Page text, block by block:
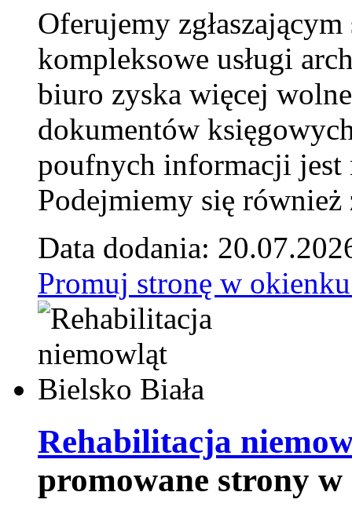
Oferujemy
kompleksowe usługi
biuro zyska więcej
dokumentów
poufnych informacji jest
Podejmiemy się
Data dodania:
Promuj stronę w
Rehabilitacja
promowane strony